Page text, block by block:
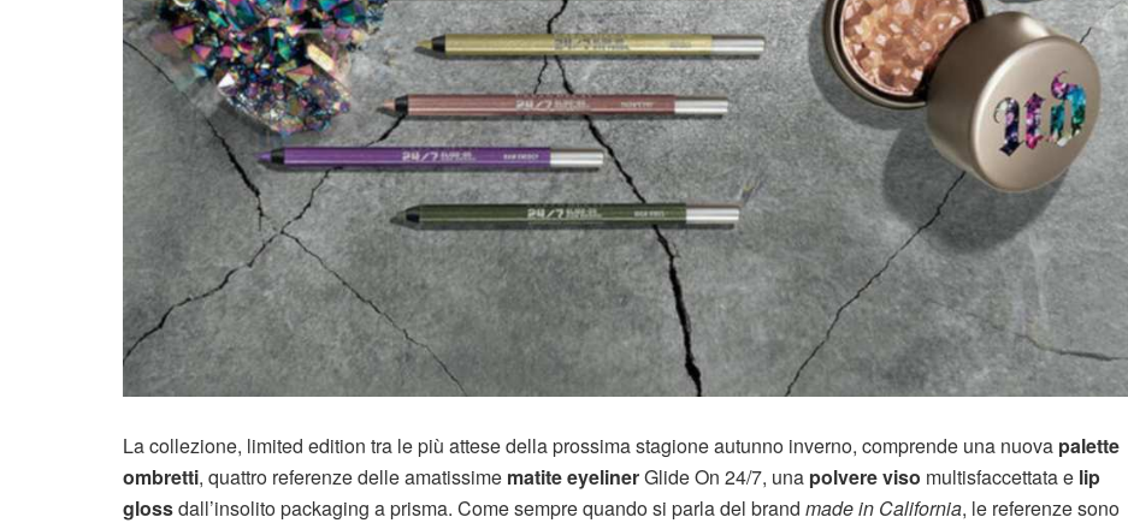
La collezione, limited edition tra le più attese della prossima stagione autunno inverno, comprende una nuova palette
ombretti, quattro referenze delle amatissime matite eyelinerGlide On 24/7, una polvere viso multisfaccettata e lip
glossdall’insolito packaging a prisma. Come sempre quando si parla del brand made in California, le referenze sono